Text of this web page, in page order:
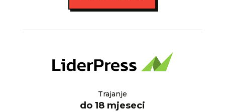
Trajanje
do 18 mjeseci